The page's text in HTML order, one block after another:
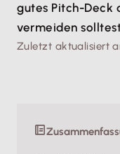
gutes Pitch-Deck
vermeiden
Zuletzt aktualisiert